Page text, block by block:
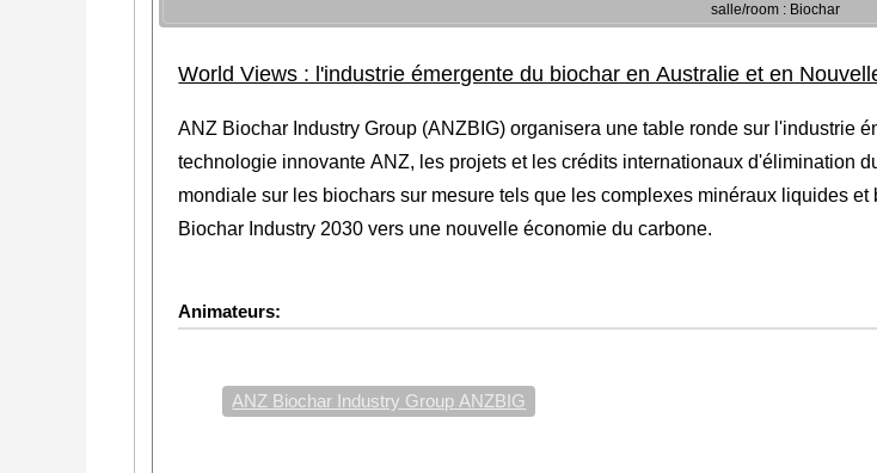
salle/room : Biochar
World Views : l'industrie émergente du biochar en Australie et en
ANZ Biochar Industry Group (ANZBIG) organisera une table ronde sur l'industrie
technologie innovante ANZ, les projets et les crédits internationaux d'élimination
mondiale sur les biochars sur mesure tels que les complexes minéraux liquides
Biochar Industry 2030 vers une nouvelle économie du carbone.
Animateurs:
ANZ Biochar Industry Group ANZBIG